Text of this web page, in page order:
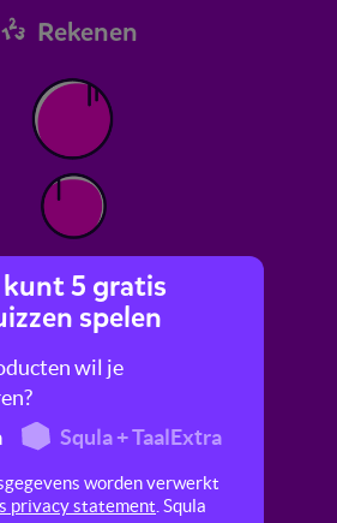
gratis demo van Squla.
Bestel nu
0 1
Rekenen
Delen
en handig delen met grotere
met en zonder rest.
kunt 5 gratis
spelen
wil je
Squla + TaalExtra
worden verwerkt
privacy statement . Squla